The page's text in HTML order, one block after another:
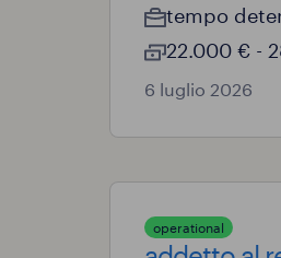
tempo
22.000 € -
6 luglio 2026
operational